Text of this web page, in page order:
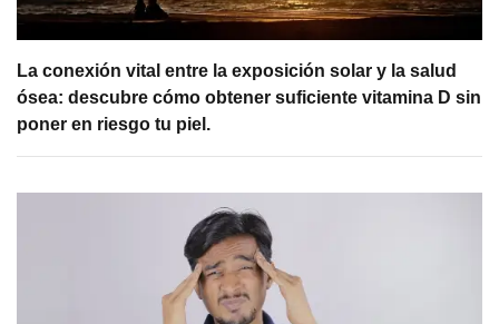
La conexión vital entre la exposición solar y la salud
ósea: descubre cómo obtener suficiente vitamina D sin
poner en riesgo tu piel.